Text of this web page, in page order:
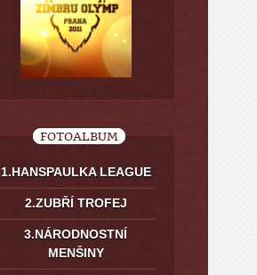
FOTOALBUM
1.HANSPAULKA LEAGUE
2.ZUBŘÍ TROFEJ
3.NÁRODNOSTNÍ
MENŠINY